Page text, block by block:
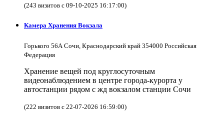
(243 визитов с 09-10-2025 16:17:00)
Камера Хранения Вокзала
Горького 56А Сочи, Краснодарский край 354000 Российская
Федерация
Хранение вещей под круглосуточным
видеонаблюдением в центре города-курорта у
автостанции рядом с жд вокзалом станции Сочи
(222 визитов с 22-07-2026 16:59:00)